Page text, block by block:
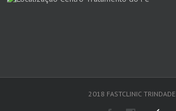
2018 FASTCLINIC TRINDADE